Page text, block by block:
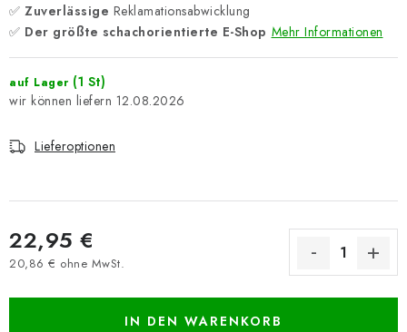
✅ Zuverlässige Reklamationsabwicklung
✅ Der größte schachorientierte E-Shop Mehr Informationen
auf Lager (1 St)
12.08.2026
Lieferoptionen
22,95 €
20,86 € ohne MwSt.
IN DEN WARENKORB